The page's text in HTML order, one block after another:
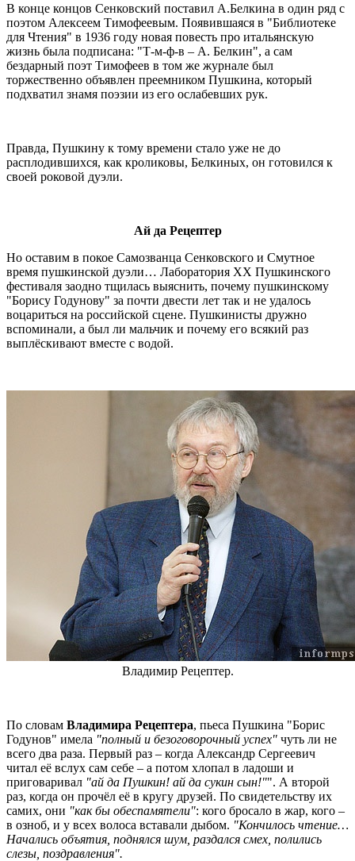
В конце концов Сенковский поставил А.Белкина в один ряд с
поэтом Алексеем Тимофеевым. Появившаяся в "Библиотеке
для Чтения" в 1936 году новая повесть про итальянскую
жизнь была подписана: "Т-м-ф-в – А. Белкин", а сам
бездарный поэт Тимофеев в том же журнале был
торжественно объявлен преемником Пушкина, который
подхватил знамя поэзии из его ослабевших рук.
Правда, Пушкину к тому времени стало уже не до
расплодившихся, как кроликовы, Белкиных, он готовился к
своей роковой дуэли.
Ай да Рецептер
Но оставим в покое Самозванца Сенковского и Смутное
время пушкинской дуэли… Лаборатория XX Пушкинского
фестиваля заодно тщилась выяснить, почему пушкинскому
"Борису Годунову" за почти двести лет так и не удалось
воцариться на российской сцене. Пушкинисты дружно
вспоминали, а был ли мальчик и почему его всякий раз
выплёскивают вместе с водой.
Владимир Рецептер.
По словам Владимира Рецептера, пьеса Пушкина "Борис
Годунов" имела "полный и безоговорочный успех" чуть ли не
всего два раза. Первый раз – когда Александр Сергеевич
читал её вслух сам себе – а потом хлопал в ладоши и
приговаривал "ай да Пушкин! ай да сукин сын!"". А второй
раз, когда он прочёл её в кругу друзей. По свидетельству их
самих, они "как бы обеспамятели": кого бросало в жар, кого –
в озноб, и у всех волоса вставали дыбом. "Кончилось чтение…
Начались объятия, поднялся шум, раздался смех, полились
слезы, поздравления".